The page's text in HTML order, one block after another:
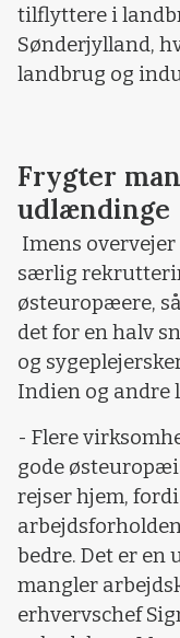
tilflyttere i
Sønderjylland,
landbrug og
Frygter
udlændinge
Imens
særlig
østeuropæere,
det for en halv
og
Indien og andre
- Flere
gode
rejser hjem,
bedre. Det er en
mangler
erhvervschef